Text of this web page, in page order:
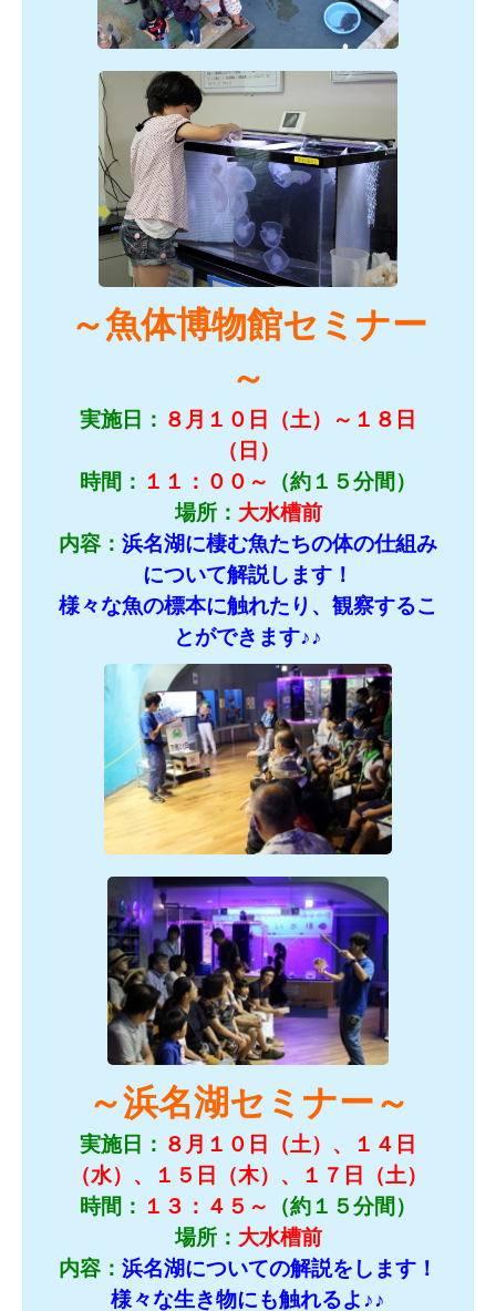
～魚体博物館セミナー
～
実施日： ８月１０日（土）～１８日
（日）
時間： １１：００～
（約１５分間）
場所： 大水槽前
内容： 浜名湖に棲む魚たちの体の仕組み
について解説します！
様々な魚の標本に触れたり、観察するこ
とができます♪♪
～浜名湖セミナー～
実施日： ８ 月１０日（土）、１４日
（水）、１５日（木）、１７日（土）
時間： １３：４５～
（約１５分間）
場所： 大水槽前
内容： 浜名湖についての解説をします！
様々な生き物にも触れるよ♪♪